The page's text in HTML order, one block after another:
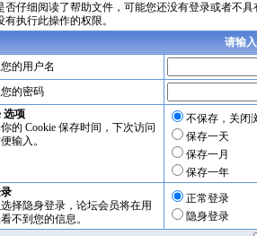
否仔细阅读了帮助文件，可能您还没有登录或者不
有执行此操作的权限。
请输
的用户名
的密码
选项
的 Cookie 保存时间，下次访问
输入。
不保存，关闭
保存一天
保存一月
保存一年
择隐身登录，论坛会员将在用
不到您的信息。
正常登录
隐身登录